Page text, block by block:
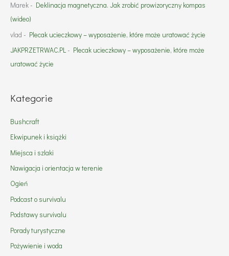
Marek - Deklinacja magnetyczna. Jak zrobić prowizoryczny kompas
(wideo)
vlad - Plecak ucieczkowy – wyposażenie, które może uratować życie
JAKPRZETRWAC.PL- Plecak ucieczkowy – wyposażenie, które może
uratować życie
Kategorie
Bushcraft
Ekwipunek i książki
Miejsca i szlaki
Nawigacja i orientacja w terenie
Ogień
Podcast o survivalu
Podstawy survivalu
Porady turystyczne
Pożywienie i woda